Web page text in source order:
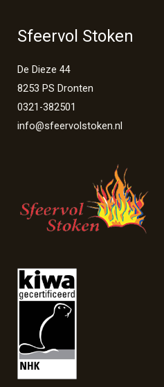
Sfeervol Stoken
De Dieze 44
8253 PS Dronten
0321-382501
info@sfeervolstoken.nl